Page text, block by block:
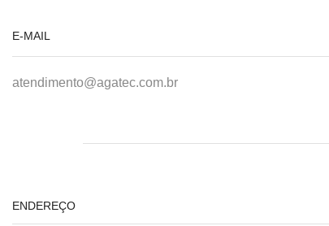
E-MAIL
atendimento@agatec.com.br
ENDEREÇO